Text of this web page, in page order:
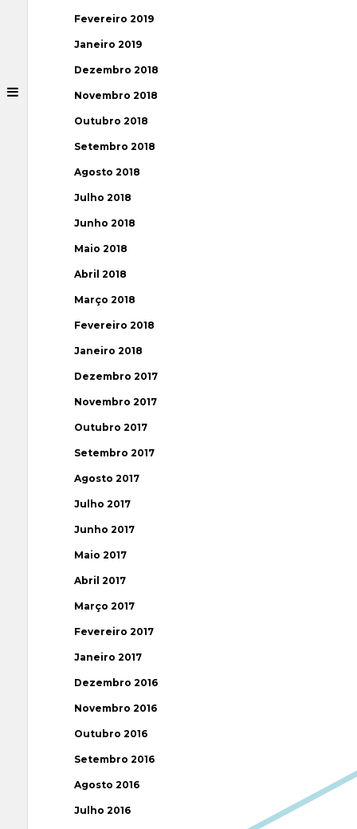
Fevereiro 2019
Janeiro 2019
Dezembro 2018
Novembro 2018
Outubro 2018
Setembro 2018
Agosto 2018
Julho 2018
Junho 2018
Maio 2018
Abril 2018
Março 2018
Fevereiro 2018
Janeiro 2018
Dezembro 2017
Novembro 2017
Outubro 2017
Setembro 2017
Agosto 2017
Julho 2017
Junho 2017
Maio 2017
Abril 2017
Março 2017
Fevereiro 2017
Janeiro 2017
Dezembro 2016
Novembro 2016
Outubro 2016
Setembro 2016
Agosto 2016
Julho 2016